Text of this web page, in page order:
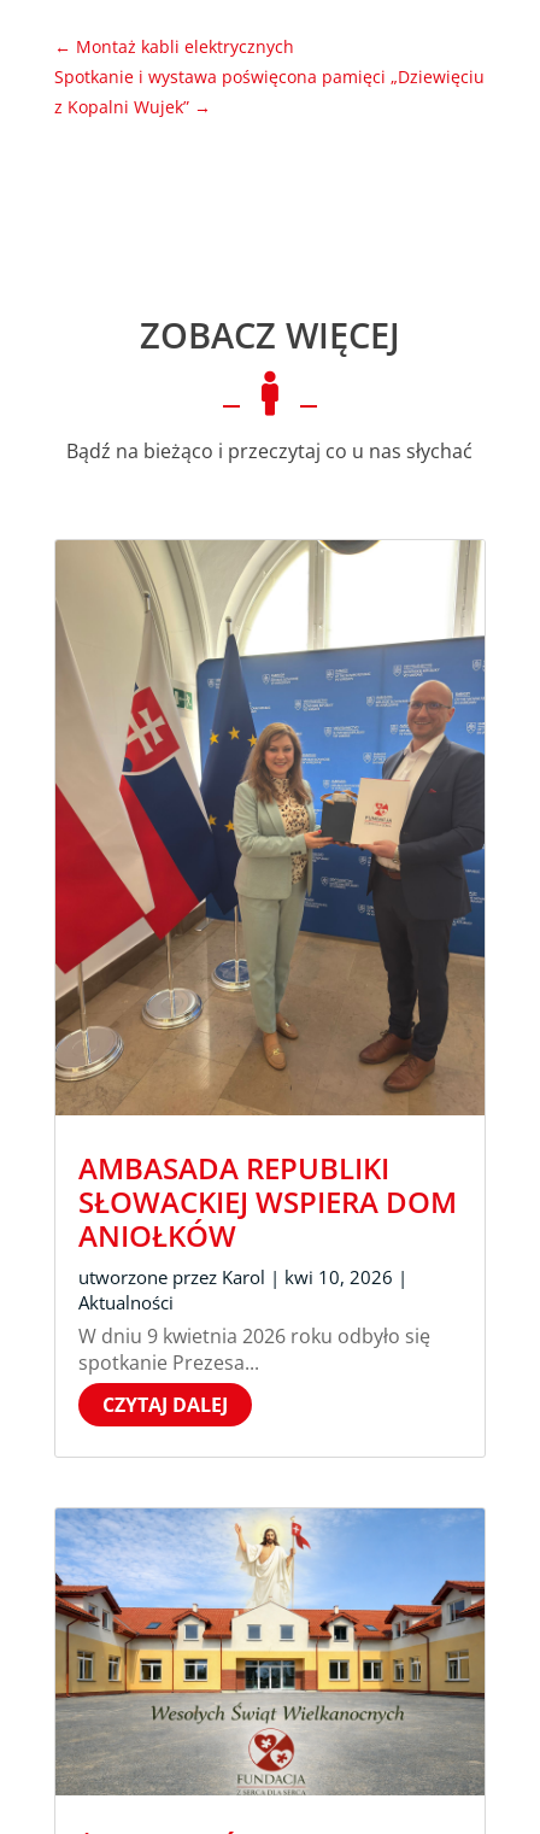
← Montaż kabli elektrycznych
Spotkanie i wystawa poświęcona pamięci „Dziewięciu
z Kopalni Wujek”→
ZOBACZ WIĘCEJ

Bądź na bieżąco i przeczytaj co u nas słychać
AMBASADA REPUBLIKI
SŁOWACKIEJ WSPIERA DOM
ANIOŁKÓW
utworzone przez Karol | kwi 10, 2026 |
Aktualności
W dniu 9 kwietnia 2026 roku odbyło się
spotkanie Prezesa...
CZYTAJ DALEJ